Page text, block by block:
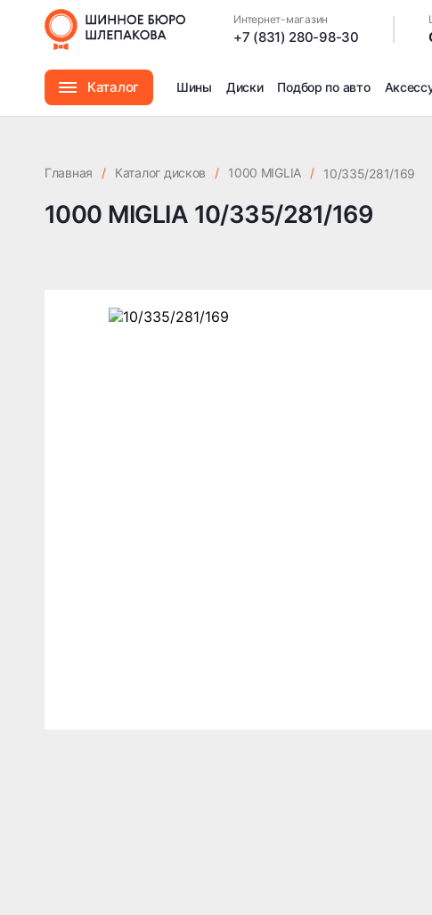
Интернет-магазин
+7 (831) 280-98-30
Каталог Шины Диски Подбор по авто
Главная / Каталог дисков / 1000 MIGLIA / 10/335/281/169
1000 MIGLIA 10/335/281/169